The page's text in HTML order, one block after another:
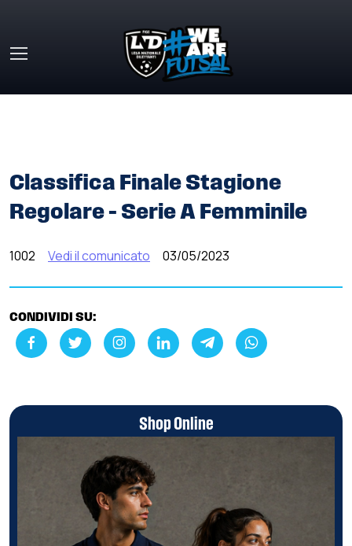
Classifica Finale Stagione
Regolare – Serie A Femminile
1002 Vedi il comunicato 03/05/2023
CONDIVIDI SU:
Shop Online